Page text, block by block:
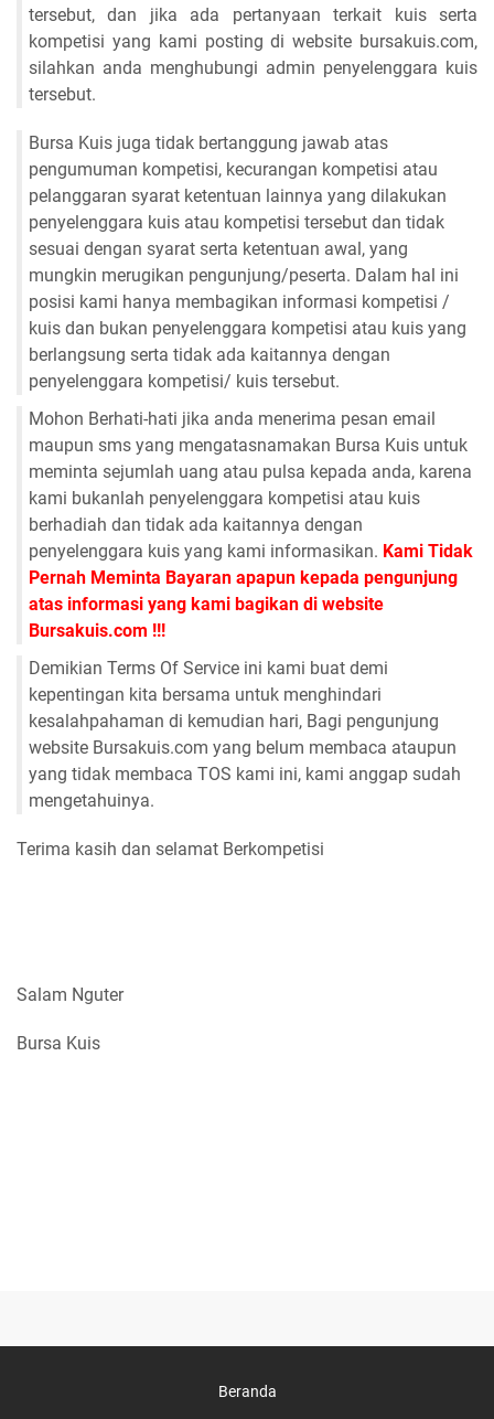
tersebut, dan jika ada pertanyaan terkait kuis serta
kompetisi yang kami posting di website bursakuis.com,
silahkan anda menghubungi admin penyelenggara kuis
tersebut.
Bursa Kuis juga tidak bertanggung jawab atas
pengumuman kompetisi, kecurangan kompetisi atau
pelanggaran syarat ketentuan lainnya yang dilakukan
penyelenggara kuis atau kompetisi tersebut dan tidak
sesuai dengan syarat serta ketentuan awal, yang
mungkin merugikan pengunjung/peserta. Dalam hal ini
posisi kami hanya membagikan informasi kompetisi /
kuis dan bukan penyelenggara kompetisi atau kuis yang
berlangsung serta tidak ada kaitannya dengan
penyelenggara kompetisi/ kuis tersebut.
Mohon Berhati-hati jika anda menerima pesan email
maupun sms yang mengatasnamakan Bursa Kuis untuk
meminta sejumlah uang atau pulsa kepada anda, karena
kami bukanlah penyelenggara kompetisi atau kuis
berhadiah dan tidak ada kaitannya dengan
penyelenggara kuis yang kami informasikan. Kami Tidak
Pernah Meminta Bayaran apapun kepada pengunjung
atas informasi yang kami bagikan di website
Bursakuis.com !!!
Demikian Terms Of Service ini kami buat demi
kepentingan kita bersama untuk menghindari
kesalahpahaman di kemudian hari, Bagi pengunjung
website Bursakuis.com yang belum membaca ataupun
yang tidak membaca TOS kami ini, kami anggap sudah
mengetahuinya.
Terima kasih dan selamat Berkompetisi
Salam Nguter
Bursa Kuis
Beranda